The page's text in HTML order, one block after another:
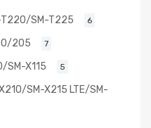
T220/SM-T225 6
205 7
SM-X115 5
SM-X215 LTE/SM-